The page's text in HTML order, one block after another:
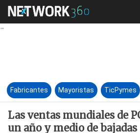
Las ventas
Fabricantes Mayoristas TicPymes
Las ventas mundiales de
un año y medio de bajadas